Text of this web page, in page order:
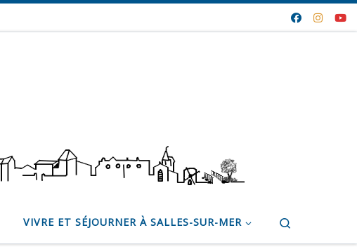
VIVRE ET SÉJOURNER À SALLES-SUR-MER